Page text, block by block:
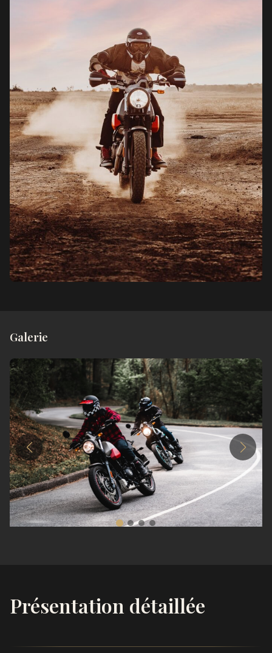
Galerie
Présentation détaillée